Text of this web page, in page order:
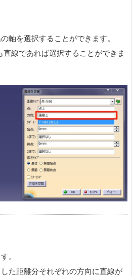
軸を選択することができます。
線であれば選択することができま
。
た距離分それぞれの方向に直線が